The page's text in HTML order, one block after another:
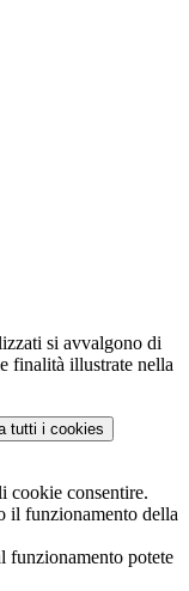
si avvalgono di
finalità illustrate nella
tutti i cookies
cookie consentire.
il funzionamento della
funzionamento potete